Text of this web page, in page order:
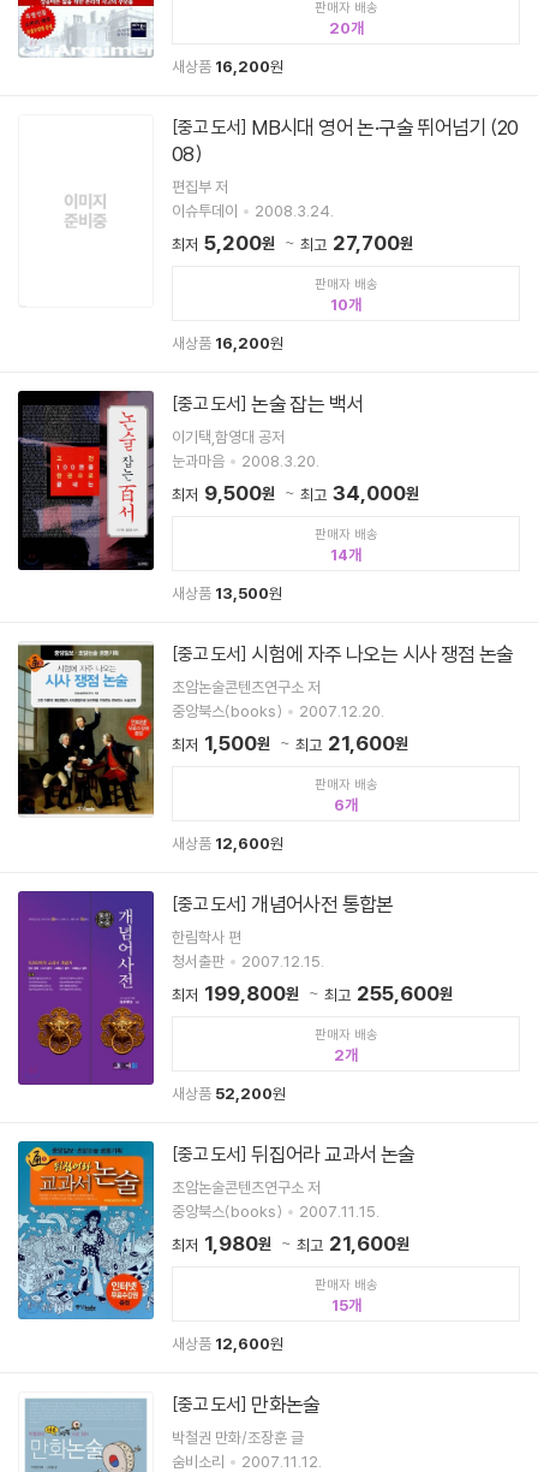
판매자 배송
20
새상품 16,200원
[중고 도서]
08)
편집부 저
이슈투데이
2008.3.24.
최저 5,200원 최고 27,700원
판매자 배송
10
새상품 16,200원
[중고 도서] 논술 잡는 백서
이기택,함영대 공저
눈과마음
2008.3.20.
최저 9,500원 최고 34,000원
판매자 배송
14
새상품 13,500원
[중고 도서] 시험에 자주 나오는 시사 쟁점 논술
초암논술콘텐츠연구소 저
중앙북스(books)
2007.12.20.
최저 1,500원 최고 21,600원
판매자 배송
6
새상품 12,600원
[중고 도서] 개념어사전 통합본
한림학사 편
청서출판
2007.12.15.
최저 199,800원 최고 255,600원
판매자 배송
2
새상품 52,200원
[중고 도서] 뒤집어라 교과서 논술
초암논술콘텐츠연구소 저
중앙북스(books)
2007.11.15.
최저 1,980원 최고 21,600원
판매자 배송
15
새상품 12,600원
[중고 도서] 만화논술
박철권 만화/조장훈 글
숨비소리
2007.11.12.